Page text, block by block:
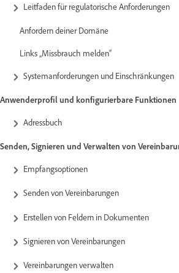
Leitfaden für regulatorische Anforderungen
Anfordern deiner Domäne
Links „Missbrauch melden“
Systemanforderungen und Einschränkungen
Anwenderprofil und konfigurierbare Funktionen
Adressbuch
Senden, Signieren und Verwalten von
Empfangsoptionen
Senden von Vereinbarungen
Erstellen von Feldern in Dokumenten
Signieren von Vereinbarungen
Vereinbarungen verwalten